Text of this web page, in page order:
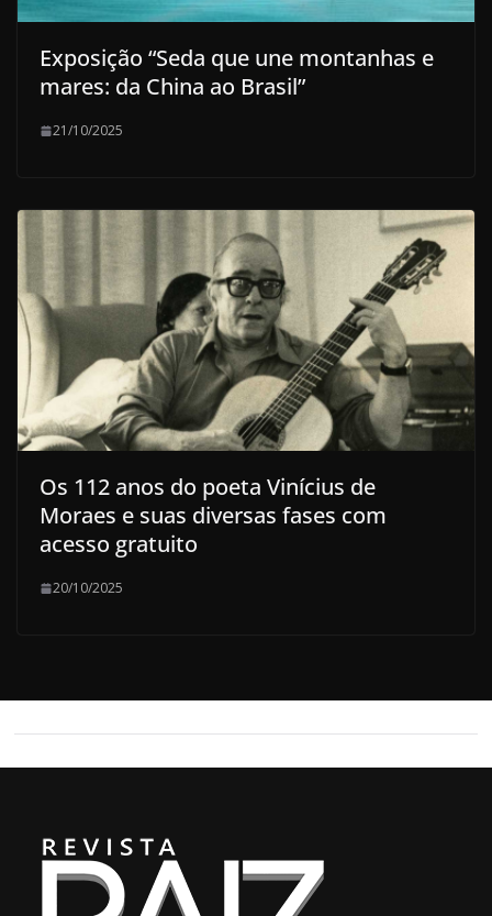
Exposição “Seda que une montanhas e
mares: da China ao Brasil”
21/10/2025
Os 112 anos do poeta Vinícius de
Moraes e suas diversas fases com
acesso gratuito
20/10/2025